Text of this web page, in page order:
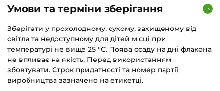
Умови та терміни зберігання
Зберігати у прохолодному, сухому, захищеному від
світла та недоступному для дітей місці при
температурі не вище 25 °С. Поява осаду на дні флакона
не впливає на якість. Перед використанням
збовтувати. Строк придатності та номер партії
виробництва зазначено на етикетці.